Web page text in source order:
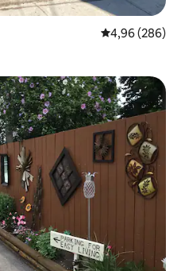
Note
4,96 (286)